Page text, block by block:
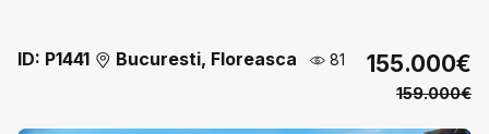
ID: P1441 Bucuresti, Floreasca 81 155.000€
159.000€